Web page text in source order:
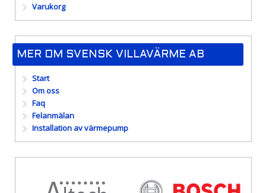
Varukorg
MER OM SVENSK VILLAVÄRME AB
Start
Om oss
Faq
Felanmälan
Installation av värmepump